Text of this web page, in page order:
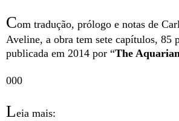
Com tradução, prólogo e notas de
Aveline, a obra tem sete capítulos, 85
publicada em 2014 por “The
000
Leia mais: